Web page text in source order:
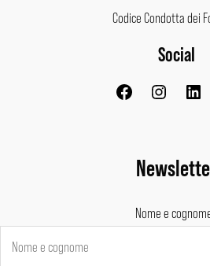
Codice Condotta dei
Social
FacebookInstagram
Nome e